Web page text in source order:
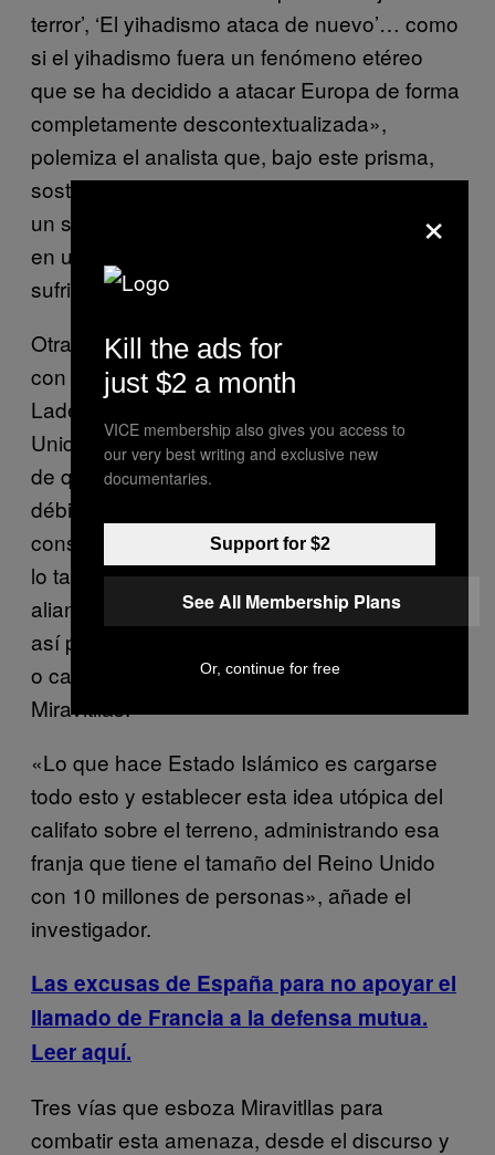
terror’, ‘El yihadismo ataca de nuevo’… como
si el yihadismo fuera un fenómeno etéreo
que se ha decidido a atacar Europa de forma
completamente descontextualizada»,
polemiza el analista que, bajo este prisma,
sostiene que los ataques en París «son más
un síntoma de debilidad que no de fuerza»
en un momento en el que la organización ha
sufrido importantes pérdidas territoriales.
Otra diferencia esencial de Estado Islámico
con el grupo del desaparecido Osama Bin
Laden: «Al-Qaeda actúa contra los Estados
Unidos porque Al-Qaeda parte de la premisa
de que los musulmanes son demasiado
débiles para derrocar regímenes que
considera apóstatas en Oriente Medio, y por
lo tanto lo que busca Al-Qaeda es debilitar la
alianza entre Estados Unidos y sus aliados y
así poder llegar a instalar gobiernos islámicos
o califatos, llegado el extremo», plantea Enric
Miravitllas.
«Lo que hace Estado Islámico es cargarse
todo esto y establecer esta idea utópica del
califato sobre el terreno, administrando esa
franja que tiene el tamaño del Reino Unido
con 10 millones de personas», añade el
investigador.
Las excusas de España para no apoyar el
llamado de Francia a la defensa mutua.
Leer aquí.
Tres vías que esboza Miravitllas para
combatir esta amenaza, desde el discurso y
×
Kill the ads for
just $2 a month
VICE membership also gives you access to
our very best writing and exclusive new
documentaries.
Support for $2
See All Membership Plans
Or, continue for free